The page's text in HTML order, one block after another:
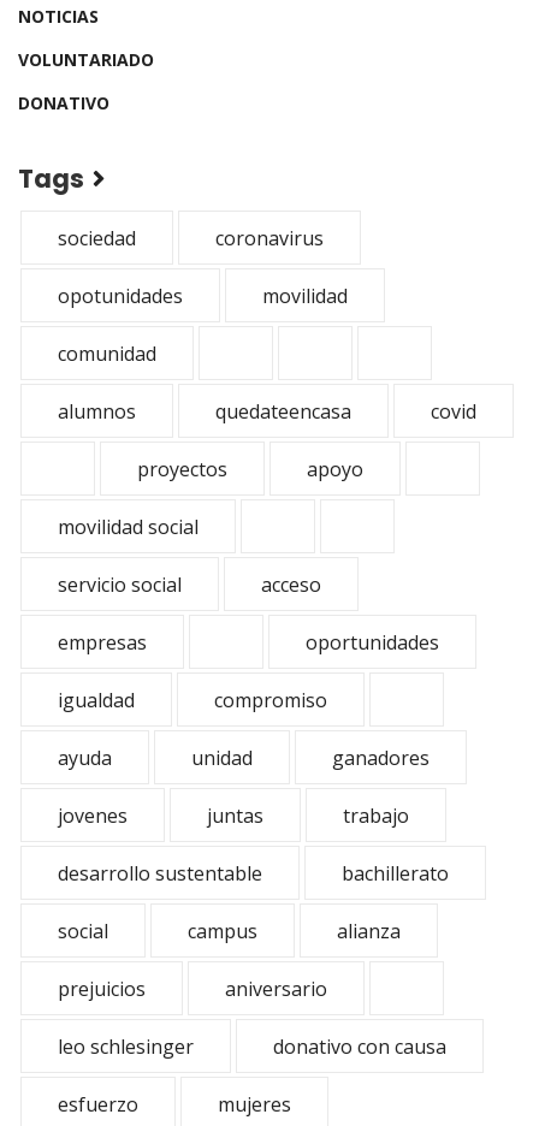
NOTICIAS
VOLUNTARIADO
DONATIVO
Tags
sociedad coronavirus
opotunidades movilidad
comunidad
alumnos quedateencasa covid
proyectos apoyo
movilidad social
servicio social acceso
empresas oportunidades
igualdad compromiso
ayuda unidad ganadores
jovenes juntas trabajo
desarrollo sustentable bachillerato
social campus alianza
prejuicios aniversario
leo schlesinger donativo con causa
esfuerzo mujeres